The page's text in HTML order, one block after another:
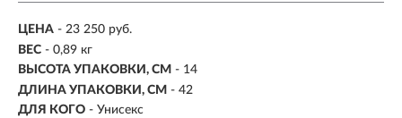
ЦЕНА - 23 250 руб.
ВЕС - 0,89 кг
ВЫСОТА УПАКОВКИ, СМ - 14
ДЛИНА УПАКОВКИ, СМ - 42
ДЛЯ КОГО - Унисекс